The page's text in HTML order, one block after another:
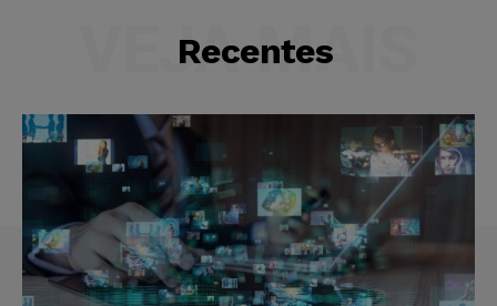
Recentes
VEJA MAIS